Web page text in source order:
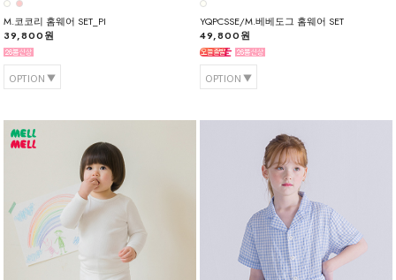
M.코코리 홈웨어 SET_PI
39,800원
OPTION
YQPCSSE/M.베베도그 홈웨어 SET
49,800원
OPTION